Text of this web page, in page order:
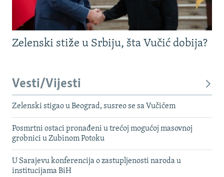
Zelenski stiže u Srbiju, šta Vučić dobija?
Vesti/Vijesti
Zelenski stigao u Beograd, susreo se sa Vučićem
Posmrtni ostaci pronađeni u trećoj mogućoj masovnoj
grobnici u Zubinom Potoku
U Sarajevu konferencija o zastupljenosti naroda u
institucijama BiH